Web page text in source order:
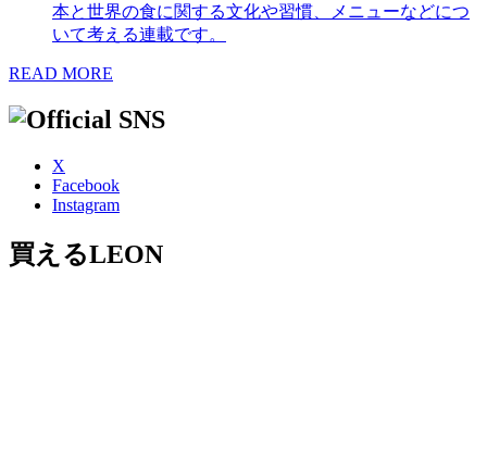
本と世界の食に関する文化や習慣、メニューなどにつ
いて考える連載です。
READ MORE
X
Facebook
Instagram
買えるLEON